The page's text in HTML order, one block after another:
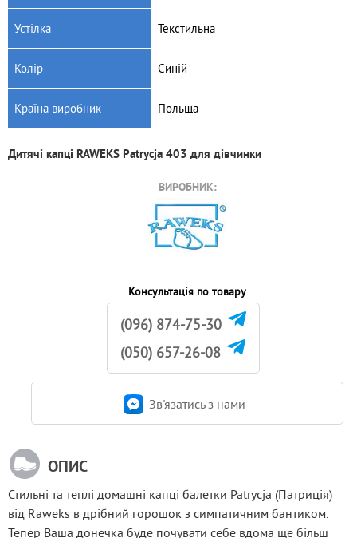
Устілка Текстильна
Колір Синій
Країна виробник Польща
Дитячі капці RAWEKS Patrycja 403 для дівчинки
ВИРОБНИК:
Консультація по товару
(096) 874-75-30
(050) 657-26-08
Зв'язатись з нами
ОПИС
Стильні та теплі домашні капці балетки Patrycja (Патриція)
від Raweks в дрібний горошок з симпатичним бантиком.
Тепер Ваша донечка буде почувати себе вдома ще більш